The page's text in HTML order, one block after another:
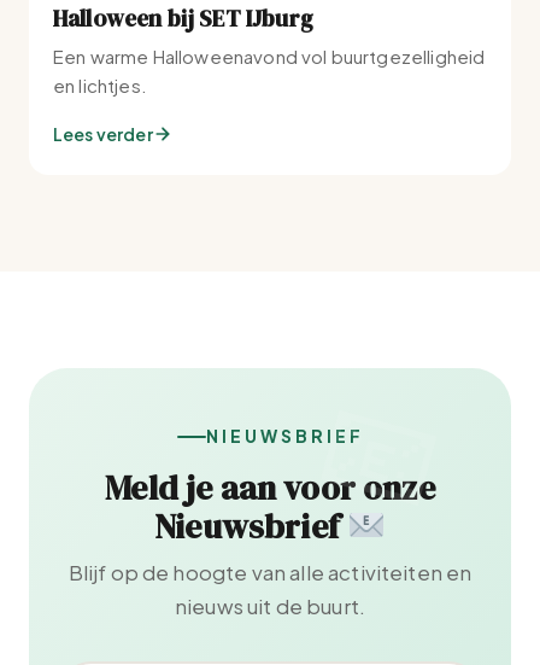
Halloween bij SET IJburg
Een warme Halloweenavond vol buurtgezelligheid
en lichtjes.
Lees verder
NIEUWSBRIEF
Meld je aan voor onze
Nieuwsbrief
Blijf op de hoogte van alle activiteiten en
nieuws uit de buurt.